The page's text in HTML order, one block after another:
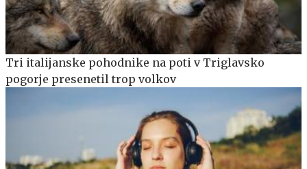
Tri italijanske pohodnike na poti v Triglavsko
pogorje presenetil trop volkov